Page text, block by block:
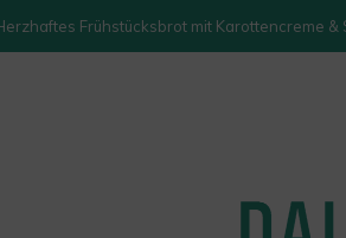
Frühstücksbrot mit Karottencreme &